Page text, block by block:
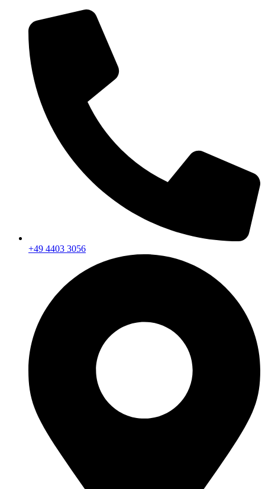
+49 4403 3056